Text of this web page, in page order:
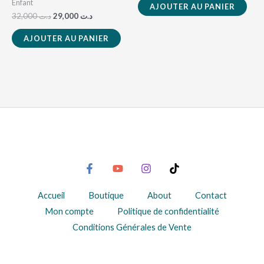
Enfant
د.ت32,000 د.ت
AJOUTER AU PANIER
AJOUTER AU PANIER
Accueil Boutique About
Contact
Mon compte
Politique de confidentialité
Conditions Générales de Vente